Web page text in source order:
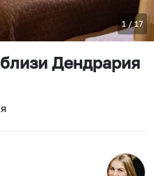
1/17
Дендрария